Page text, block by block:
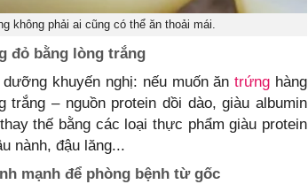
không phải ai cũng có thể ăn thoải mái.
đỏ bằng lòng trắng
khuyến nghị: nếu muốn ăntrứng hàng
– nguồn protein dồi dào, giàu albumin
thế bằng các loại thực phẩm giàu protein
nành, đậu lăng...
mạnh để phòng bệnh từ gốc